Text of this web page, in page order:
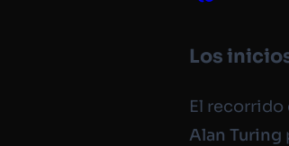
Los
El
Alan Turing